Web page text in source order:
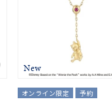
カジュアル
誕生日
腕周りジュエリー ペア
New
オンライン限定 予約